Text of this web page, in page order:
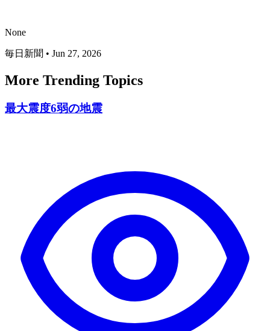
None
毎日新聞 • Jun 27, 2026
More Trending Topics
最大震度6弱の地震